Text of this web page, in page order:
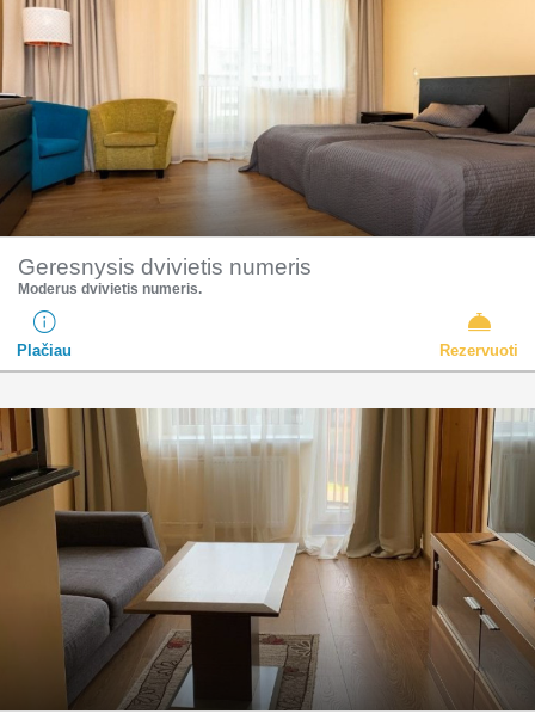
Geresnysis dvivietis numeris
Moderus dvivietis numeris.
Plačiau Rezervuoti